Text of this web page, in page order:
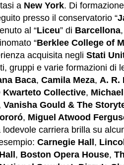
a New York. Di
presso il conservatorio “
al “Liceu” di Barcellona
“Berklee College of
acquisita negli Stati
gruppi e varie formazioni di
Baca, Camila Meza, A. R.
Kwarteto Collective,
Vanisha Gould & The
, Miguel Atwood
lodevole carriera brilla su
Carnegie Hall ,
, Boston Opera House,